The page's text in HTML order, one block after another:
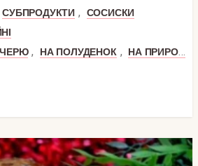
СУБПРОДУКТИ ,
СОСИСКИ
, НА ПОЛУДЕНОК ,
НА ПРИРОДУ